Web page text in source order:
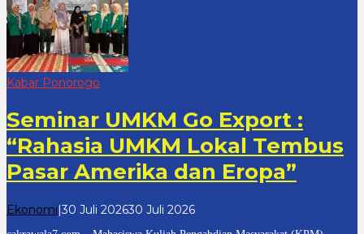
Kabar Ponorogo
Seminar UMKM Go Export :
“Rahasia UMKM Lokal Tembus
Pasar Amerika dan Eropa”
Ekonomi|30 Juli 202630 Juli 2026oleh